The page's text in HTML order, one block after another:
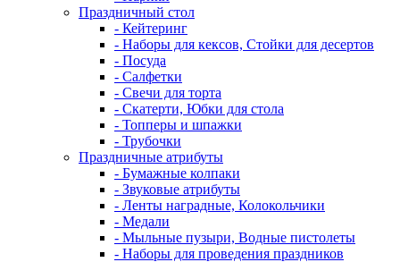
Праздничный стол
- Кейтеринг
- Наборы для кексов, Стойки для десертов
- Посуда
- Салфетки
- Свечи для торта
- Скатерти, Юбки для стола
- Топперы и шпажки
- Трубочки
Праздничные атрибуты
- Бумажные колпаки
- Звуковые атрибуты
- Ленты наградные, Колокольчики
- Медали
- Мыльные пузыри, Водные пистолеты
- Наборы для проведения праздников